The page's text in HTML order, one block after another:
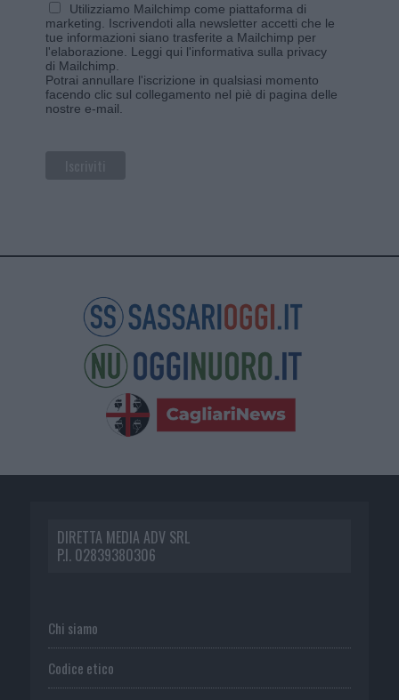
Utilizziamo Mailchimp come piattaforma di
marketing. Iscrivendoti alla newsletter accetti che le
tue informazioni siano trasferite a Mailchimp per
l'elaborazione. Leggi qui l'informativa sulla privacy
di Mailchimp
Potrai annullare l'iscrizione in qualsiasi momento
facendo clic sul collegamento nel piè di pagina delle
nostre e-mail.
DIRETTA MEDIA ADV SRL
P.I. 02839380306
Chi siamo
Codice etico